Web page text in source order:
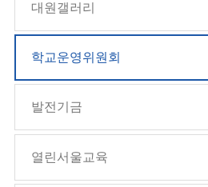
대원갤러리
학교운영위원회
발전기금
열린서울교육